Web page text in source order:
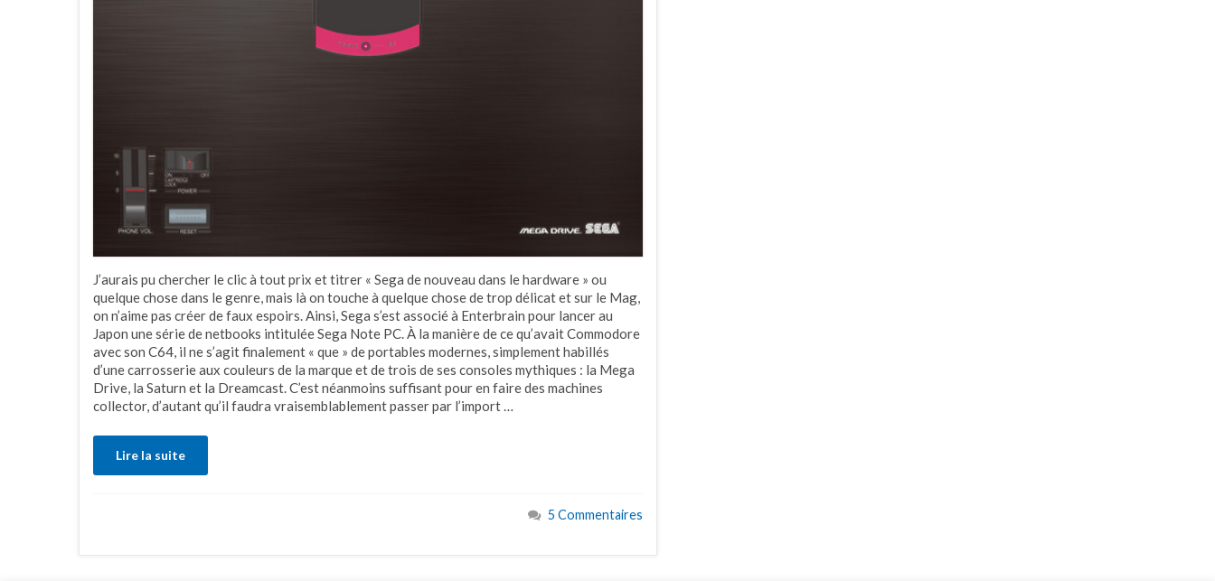
J’aurais pu chercher le clic à tout prix et titrer « Sega de nouveau dans le hardware » ou
quelque chose dans le genre, mais là on touche à quelque chose de trop délicat et sur le Mag,
on n’aime pas créer de faux espoirs. Ainsi, Sega s’est associé à Enterbrain pour lancer au
Japon une série de netbooks intitulée Sega Note PC. À la manière de ce qu’avait Commodore
avec son C64, il ne s’agit finalement « que » de portables modernes, simplement habillés
d’une carrosserie aux couleurs de la marque et de trois de ses consoles mythiques : la Mega
Drive, la Saturn et la Dreamcast. C’est néanmoins suffisant pour en faire des machines
collector, d’autant qu’il faudra vraisemblablement passer par l’import …
Lire la suite
5 Commentaires